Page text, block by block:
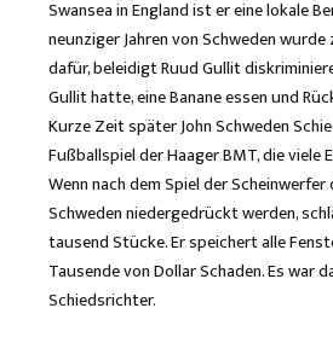
Swansea in England ist er eine lokale
neunziger Jahren von Schweden
dafür, beleidigt Ruud Gullit
Gullit hatte, eine Banane essen und
Kurze Zeit später John Schweden
Fußballspiel der Haager BMT, die viele
Wenn nach dem Spiel der
Schweden niedergedrückt werden,
tausend Stücke. Er speichert alle
Tausende von Dollar Schaden. Es war
Schiedsrichter.